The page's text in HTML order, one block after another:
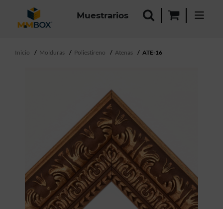
Muestrarios
Inicio Molduras Poliestireno Atenas ATE-16